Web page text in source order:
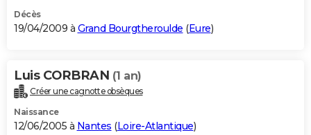
Décès
19/04/2009 à Grand Bourgtheroulde (Eure)
Luis CORBRAN (1 an)
Créer une cagnotte obsèques
Naissance
12/06/2005 à Nantes (Loire-Atlantique)